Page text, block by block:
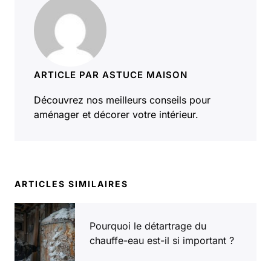
ARTICLE PAR ASTUCE MAISON
Découvrez nos meilleurs conseils pour
aménager et décorer votre intérieur.
ARTICLES SIMILAIRES
Pourquoi le détartrage du
chauffe-eau est-il si important ?